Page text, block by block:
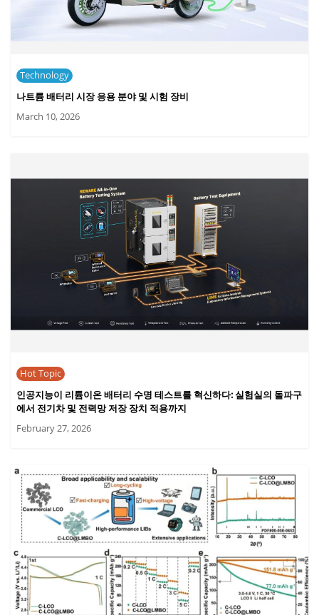
Technology
나트륨 배터리 시장 응용 분야 및 시험 장비
March 10, 2026
Hot Topic
인공지능이 리튬이온 배터리 수명 테스트를 혁신하다: 실험실의 돌파구
에서 전기차 및 전력망 저장 장치 적용까지
February 27, 2026